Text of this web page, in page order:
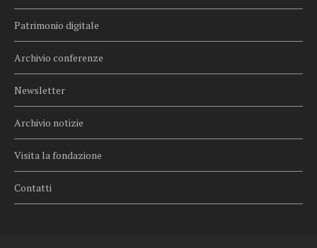
Patrimonio digitale
Archivio conferenze
Newsletter
Archivio notizie
Visita la fondazione
Contatti